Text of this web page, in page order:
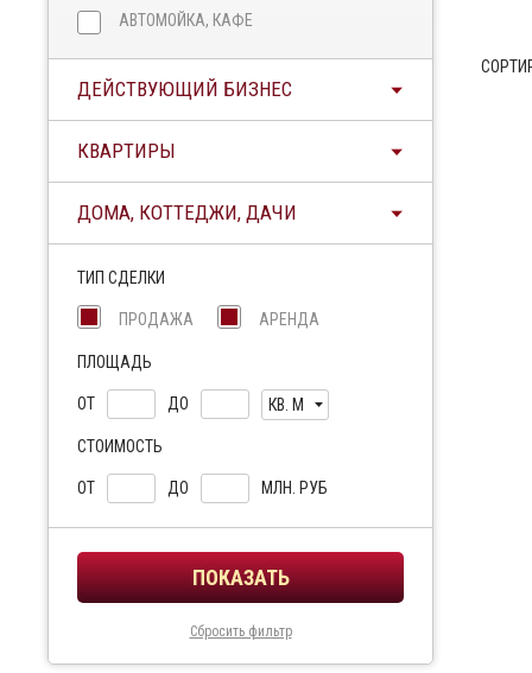
АВТОМОЙКА, КАФЕ
ДЕЙСТВУЮЩИЙ БИЗНЕС
КВАРТИРЫ
ДОМА, КОТТЕДЖИ, ДАЧИ
ТИП СДЕЛКИ
ПРОДАЖА АРЕНДА
ПЛОЩАДЬ
ОТ ДО КВ. М
СТОИМОСТЬ
ОТ ДО МЛН. РУБ
Сбросить фильтр